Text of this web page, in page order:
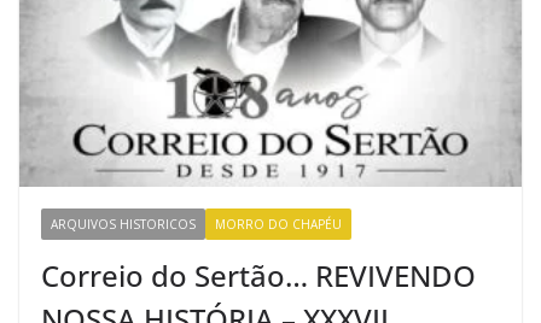
ARQUIVOS HISTORICOS MORRO DO CHAPÉU
Correio do Sertão… REVIVENDO